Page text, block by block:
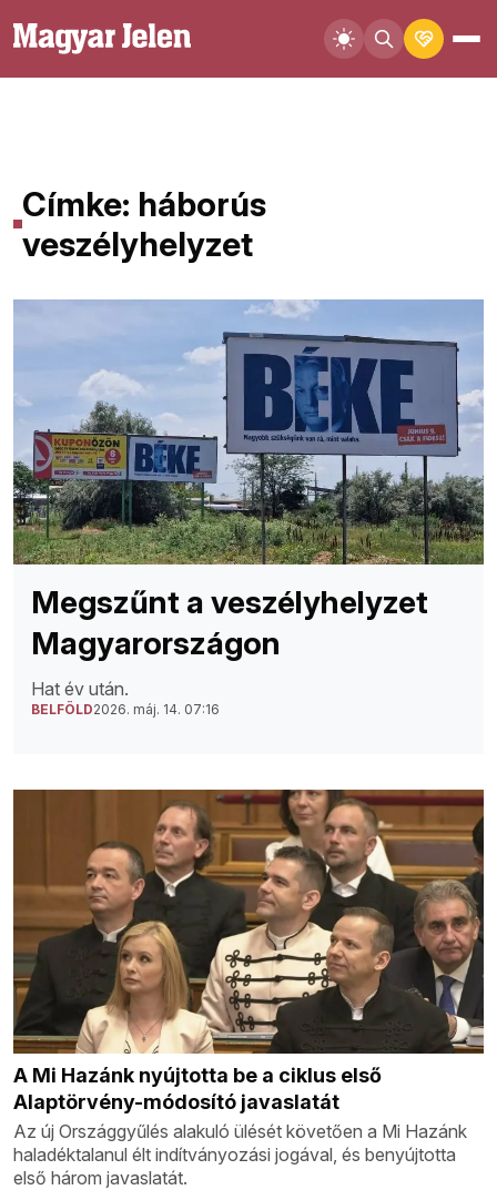
Címke: háborús
veszélyhelyzet
Megszűnt a veszélyhelyzet
Magyarországon
Hat év után.
BELFÖLD2026. máj. 14. 07:16
A Mi Hazánk nyújtotta be a ciklus első
Alaptörvény-módosító javaslatát
Az új Országgyűlés alakuló ülését követően a Mi Hazánk
haladéktalanul élt indítványozási jogával, és benyújtotta
első három javaslatát.